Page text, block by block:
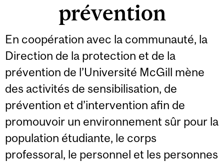
prévention
En coopération avec la communauté, la
Direction de la protection et de la
prévention de l’Université McGill mène
des activités de sensibilisation, de
prévention et d’intervention afin de
promouvoir un environnement sûr pour la
population étudiante, le corps
professoral, le personnel et les personnes